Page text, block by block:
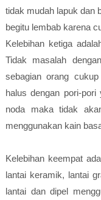
tidak mudah lapuk dan
begitu lembab karena
Kelebihan ketiga
Tidak masalah
sebagian orang
halus dengan pori-
noda maka tidak
menggunakan kain
Kelebihan keempat
lantai keramik, lantai
lantai dan dipel